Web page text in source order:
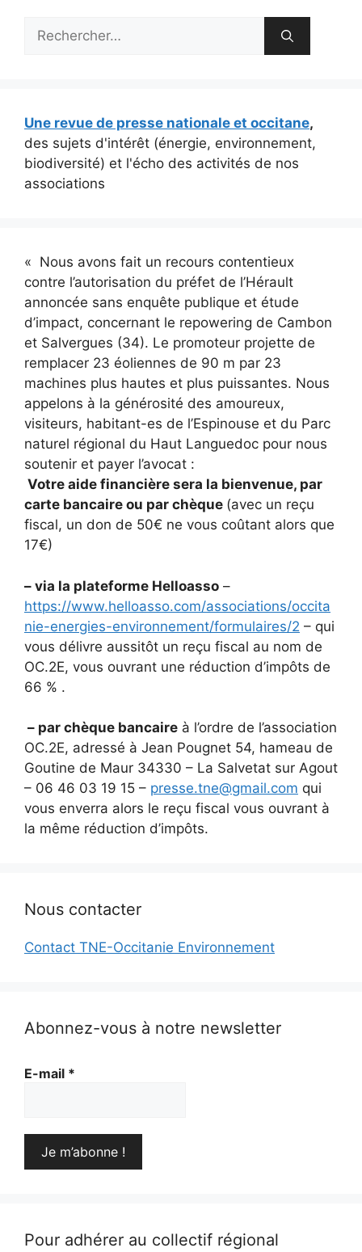
Rechercher :
Une revue de presse nationale et occitane,
des sujets d'intérêt (énergie, environnement,
biodiversité) et l'écho des activités de nos
associations
« Nous avons fait un recours contentieux
contre l’autorisation du préfet de l’Hérault
annoncée sans enquête publique et étude
d’impact, concernant le repowering de Cambon
et Salvergues (34). Le promoteur projette de
remplacer 23 éoliennes de 90 m par 23
machines plus hautes et plus puissantes. Nous
appelons à la générosité des amoureux,
visiteurs, habitant-es de l’Espinouse et du Parc
naturel régional du Haut Languedoc pour nous
soutenir et payer l’avocat :
Votre aide financière sera la bienvenue, par
carte bancaire ou par chèque (avec un reçu
fiscal, un don de 50€ ne vous coûtant alors que
17€)
– via la plateforme Helloasso –
https://www.helloasso.com/associations/occita
nie-energies-environnement/formulaires/2 – qui
vous délivre aussitôt un reçu fiscal au nom de
OC.2E, vous ouvrant une réduction d’impôts de
66 % .
– par chèque bancaire à l’ordre de l’association
OC.2E, adressé à Jean Pougnet 54, hameau de
Goutine de Maur 34330 – La Salvetat sur Agout
– 06 46 03 19 15 – presse.tne@gmail.com qui
vous enverra alors le reçu fiscal vous ouvrant à
la même réduction d’impôts.
Nous contacter
Contact TNE-Occitanie Environnement
Abonnez-vous à notre newsletter
E-mail *
Pour adhérer au collectif régional